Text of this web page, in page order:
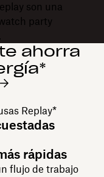
son una
party
ahorra
Replay*
rápidas
flujo de trabajo